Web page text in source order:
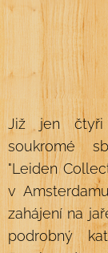
Již jen čtyři
soukromé
"Leiden
v
zahájení na
podrobný